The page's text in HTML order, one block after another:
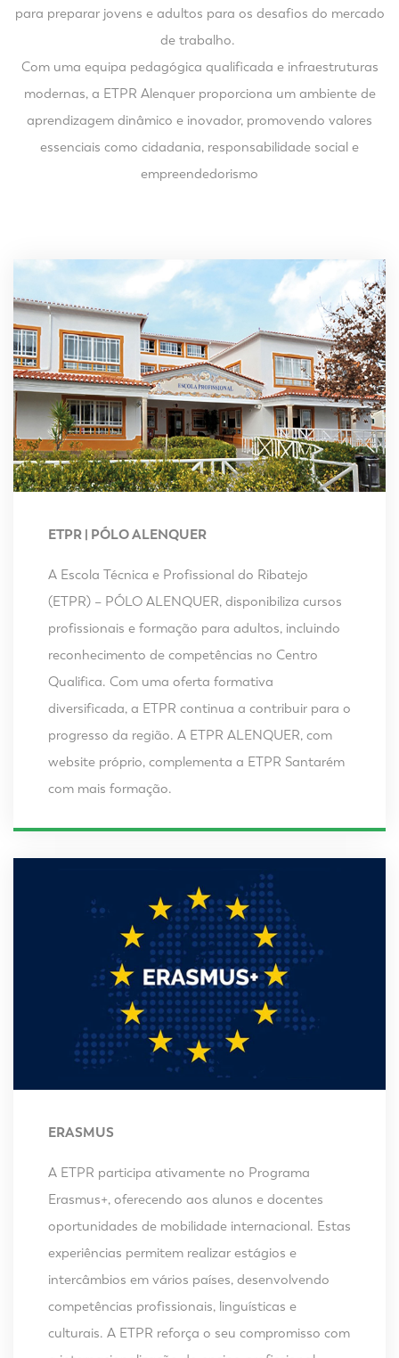
para preparar jovens e adultos para os desafios do mercado
de trabalho.
Com uma equipa pedagógica qualificada e infraestruturas
modernas, a ETPR Alenquer proporciona um ambiente de
aprendizagem dinâmico e inovador, promovendo valores
essenciais como cidadania, responsabilidade social e
empreendedorismo
ETPR | PÓLO ALENQUER
A Escola Técnica e Profissional do Ribatejo
(ETPR) – PÓLO ALENQUER, disponibiliza cursos
profissionais e formação para adultos, incluindo
reconhecimento de competências no Centro
Qualifica. Com uma oferta formativa
diversificada, a ETPR continua a contribuir para o
progresso da região. A ETPR ALENQUER, com
website próprio, complementa a ETPR Santarém
com mais formação.
ERASMUS
A ETPR participa ativamente no Programa
Erasmus+, oferecendo aos alunos e docentes
oportunidades de mobilidade internacional. Estas
experiências permitem realizar estágios e
intercâmbios em vários países, desenvolvendo
competências profissionais, linguísticas e
culturais. A ETPR reforça o seu compromisso com